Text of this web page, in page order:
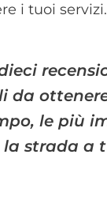
i tuoi servizi.
da
le più
la strada a